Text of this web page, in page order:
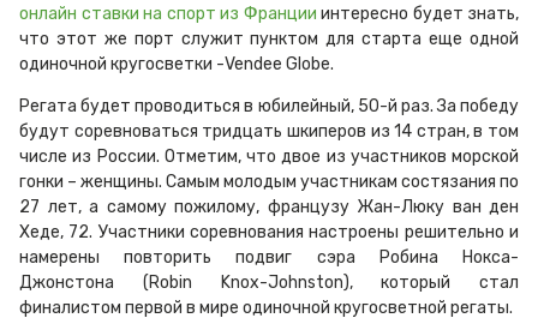
онлайн ставки на спорт из Франции интересно будет знать,
что этот же порт служит пунктом для старта еще одной
одиночной кругосветки -Vendee Globe.
Регата будет проводиться в юбилейный, 50-й раз. За победу
будут соревноваться тридцать шкиперов из 14 стран, в том
числе из России. Отметим, что двое из участников морской
гонки – женщины. Самым молодым участникам состязания по
27 лет, а самому пожилому, французу Жан-Люку ван ден
Хеде, 72. Участники соревнования настроены решительно и
намерены повторить подвиг сэра
Робина Нокса-
Джонстона (Robin Knox-Johnston), который стал
финалистом первой в мире одиночной кругосветной регаты.